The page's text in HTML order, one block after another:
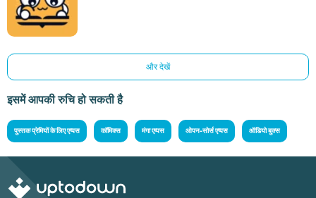
और देखें
इसमें आपकी रुचि हो सकती है
पुस्तक प्रेमियों के लिए एप्पस कॉमिक्स मंगा एप्पस ओपन-सोर्स एप्पस ऑडियो बुक्स